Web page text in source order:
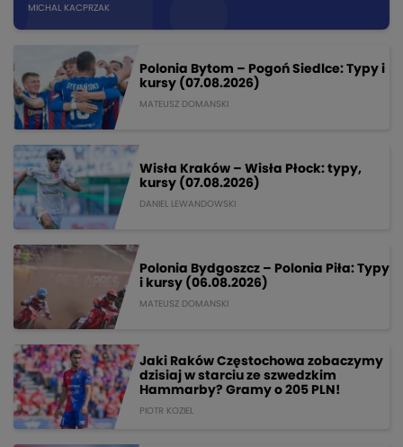
MICHAL KACPRZAK
Polonia Bytom – Pogoń Siedlce: Typy i
kursy (07.08.2026)
MATEUSZ DOMANSKI
Wisła Kraków – Wisła Płock: typy,
kursy (07.08.2026)
DANIEL LEWANDOWSKI
Polonia Bydgoszcz – Polonia Piła: Typy
i kursy (06.08.2026)
MATEUSZ DOMANSKI
Jaki Raków Częstochowa zobaczymy
dzisiaj w starciu ze szwedzkim
Hammarby? Gramy o 205 PLN!
PIOTR KOZIEL